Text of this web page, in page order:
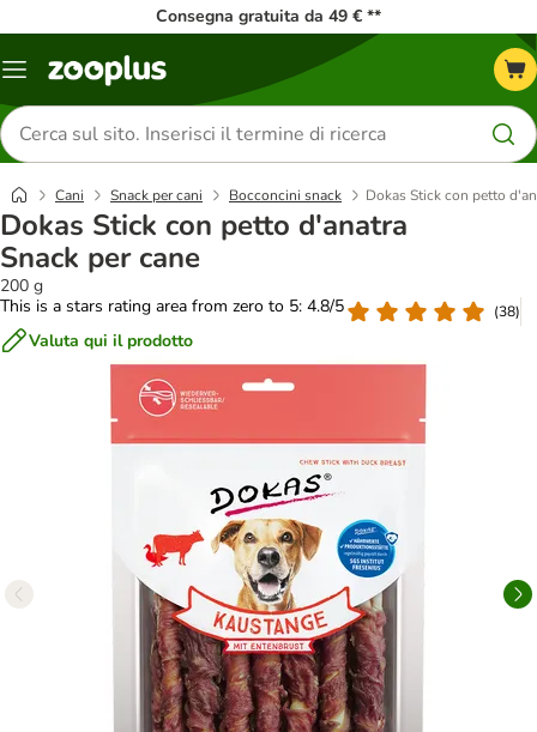
Consegna gratuita da 49 € **
Overview
Cerca
prodotti
Cani Snack per cani Bocconcini snack Dokas Stick con petto
Dokas Stick con petto d'anatra
Snack per cane
200 g
This is a stars rating area from zero to 5: 4.8/5
(38)
Valuta qui il prodotto